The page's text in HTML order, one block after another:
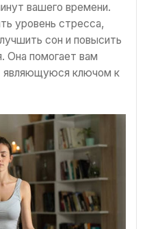
вашего времени.
уровень стресса,
сон и повысить
Она помогает вам
являющуюся ключом к